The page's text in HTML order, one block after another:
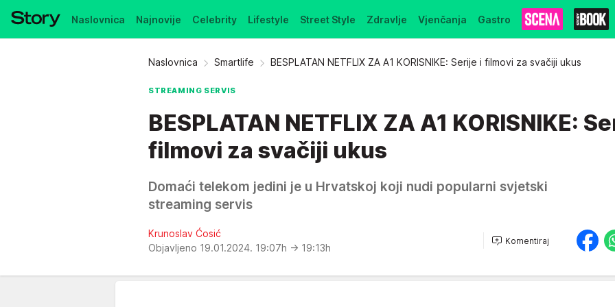
Naslovnica Najnovije Celebrity Lifestyle Street Style Zdravlje Vjenčanja Gastro
Naslovnica Smartlife BESPLATAN NETFLIX ZA A1 KORISNIKE: Serije i filmovi za svačiji ukus
STREAMING SERVIS
BESPLATAN NETFLIX ZA A1 KORISNIKE:
filmovi za svačiji ukus
Domaći telekom jedini je u Hrvatskoj koji nudi popularni svjetski
streaming servis
Krunoslav Ćosić
Objavljeno 19.01.2024. 19:07h → 19:13h
Komentiraj